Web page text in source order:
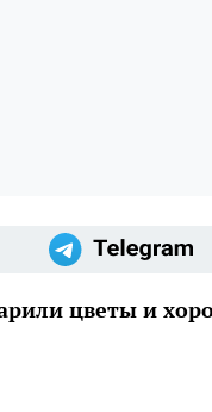
цветы и